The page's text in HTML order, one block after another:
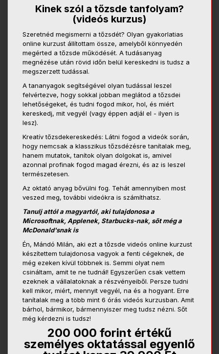
Kinek szól a tőzsde tanfolyam?
(videós kurzus)
Szeretnéd megismerni a tőzsdét? Olyan gyakorlatias
online kurzust állítottam össze, amelyből könnyedén
megérted a tőzsde működését. A tudásanyag
megnézése után rövid időn belül kereskedni is tudsz a
megszerzett tudással.
A tananyagok segítségével olyan tudással leszel
felvértezve, hogy sokkal jobban meglátod a tőzsdei
lehetőségeket, és tudni fogod mikor, hol, és miért
kereskedj, mit vegyél (vagy éppen adjál el - ilyen is
lesz).
Kreatív tőzsdekereskedés: Látni fogod a videók során,
hogy nemcsak a klasszikus tőzsdézésre tanítalak meg,
hanem mutatok, tanítok olyan dolgokat is, amivel
azonnal profinak fogod magad érezni, és az is leszel
természetesen.
Az oktató anyag bővülni fog. Tehát amennyiben most
veszed meg, további videókra is számíthatsz.
Tanulj attól a magyartól, aki tulajdonosa a
Microsoftnak, Applenek, Starbucks-nak, sőt még a
McDonald'snak is
Én, Mándó Milán, aki ezt a tőzsde videós online kurzust
készítettem tulajdonosa vagyok a fenti cégeknek, de
még ezeken kívül többnek is. Semmi olyat nem
csináltam, amit te ne tudnál! Egyszerűen csak vettem
ezeknek a vállalatoknak a részvényeiből. Persze tudni
kell mikor, miért, mennyit vegyél, na és a hogyant. Erre
tanítalak meg a több mint 6 órás videós kurzusban. Amit
bárhol, bármikor, bármennyiszer meg tudsz nézni. Sőt
még kérdezni is tudsz!
200 000 forint értékű
személyes oktatással egyenlő